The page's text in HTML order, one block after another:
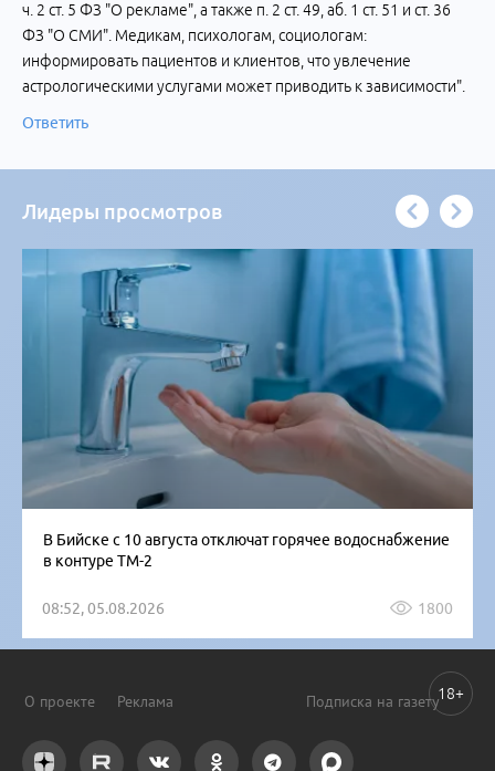
ч. 2 ст. 5 ФЗ "О рекламе", а также п. 2 ст. 49, аб. 1 ст. 51 и ст. 36
ФЗ "О СМИ". Медикам, психологам, социологам:
информировать пациентов и клиентов, что увлечение
астрологическими услугами может приводить к зависимости".
Ответить
Лидеры просмотров
В Бийске с 10 августа отключат горячее водоснабжение
в контуре ТМ-2
08:52, 05.08.2026 1800
О проекте Реклама Подписка на газету18+